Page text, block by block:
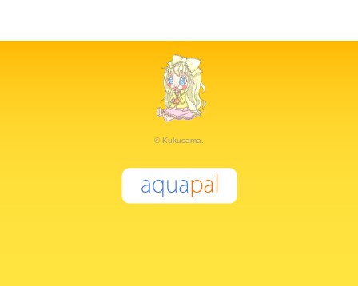
© Kukusama.